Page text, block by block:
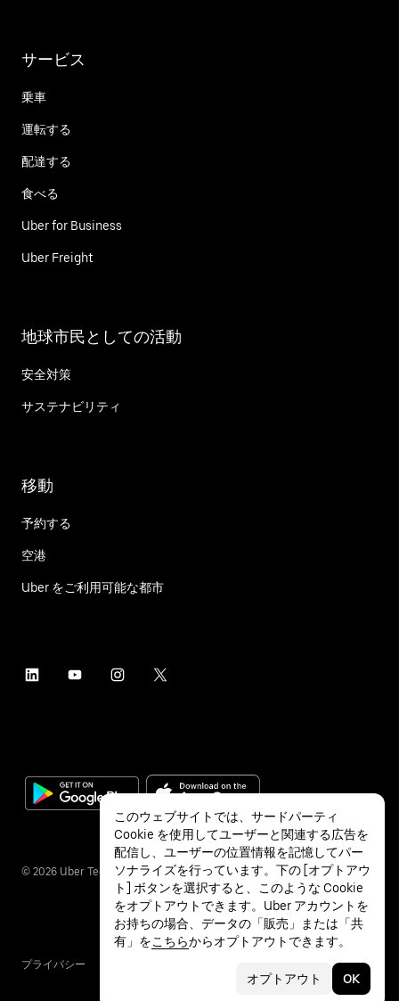
サービス
乗車
運転する
配達する
食べる
Uber for Business
Uber Freight
地球市民としての活動
安全対策
サステナビリティ
移動
予約する
空港
Uber をご利用可能な都市
© 2026 Uber Technologies Inc.
プライバシー
このウェブサイトでは、サードパーティ
Cookie を使用してユーザーと関連する広告を
配信し、ユーザーの位置情報を記憶してパー
ソナライズを行っています。下の [オプトアウ
ト] ボタンを選択すると、このような Cookie
をオプトアウトできます。Uber アカウントを
お持ちの場合、データの「販売」または「共
有」をこちらからオプトアウトできます。
オプトアウト OK